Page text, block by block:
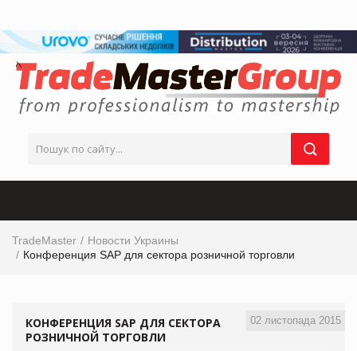
TradeMaster
Новости Украины
Конференция SAP для сектора розничной торговли
02 листопада 2015
КОНФЕРЕНЦИЯ SAP ДЛЯ СЕКТОРА
РОЗНИЧНОЙ ТОРГОВЛИ